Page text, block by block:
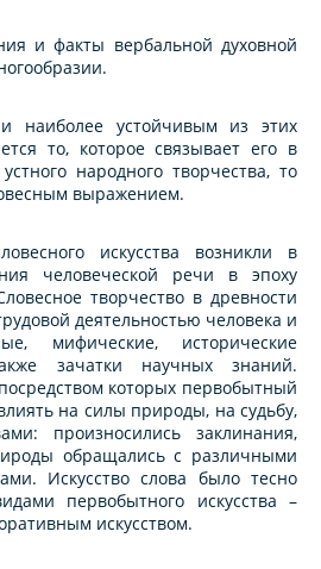
и факты вербальной духовной
наиболее устойчивым из этих
то, которое связывает его в
народного творчества, то
выражением.
искусства возникли в
человеческой речи в эпоху
творчество в древности
деятельностью человека и
мифические, исторические
зачатки научных знаний.
которых первобытный
на силы природы, на судьбу,
произносились заклинания,
обращались с различными
Искусство слова было тесно
первобытного искусства –
искусством.